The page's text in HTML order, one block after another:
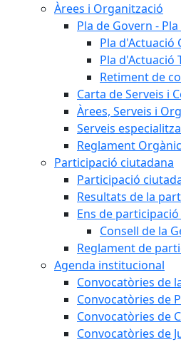
Àrees i Organització
Pla de Govern -
Pla d'Actuació
Pla d'Actuació
Retiment de
Carta de Serveis i
Àrees, Serveis i
Serveis
Reglament
Participació ciutadana
Participació
Resultats de la
Ens de
Consell de la
Reglament de
Agenda institucional
Convocatòries de
Convocatòries de
Convocatòries de
Convocatòries de